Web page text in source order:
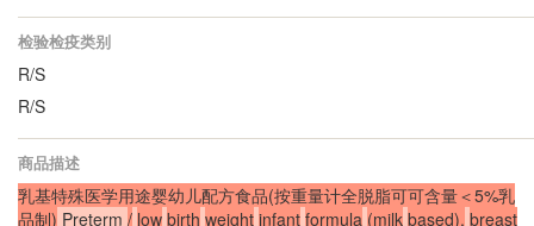
检验检疫类别
R/S
R/S
商品描述
乳基特殊医学用途婴幼儿配方食品(按重量计全脱脂可可含量＜5%乳
品制) Preterm / low birth weight infant formula (milk based), breast